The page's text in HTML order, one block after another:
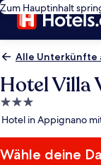
Zum Hauptinhalt
Alle Unterkünfte
Hotel Villa
3.0-
Sterne-
Hotel in Appignano
Wähle deine